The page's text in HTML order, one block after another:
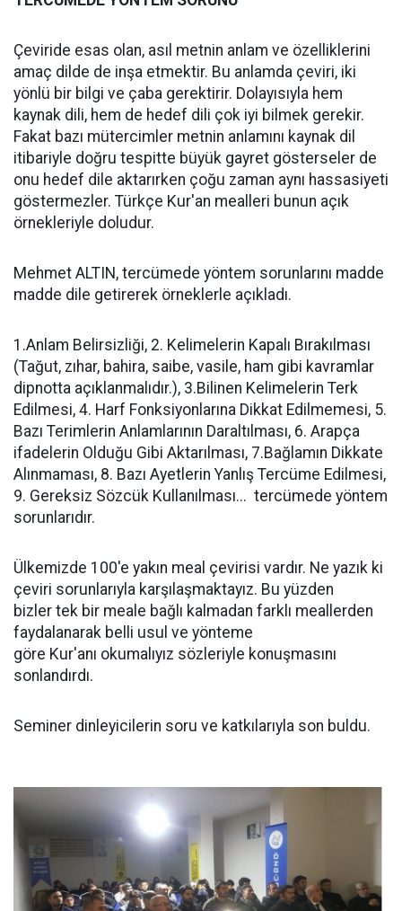
Çeviride esas olan, asıl metnin anlam ve özelliklerini
amaç dilde de inşa etmektir. Bu anlamda çeviri, iki
yönlü bir bilgi ve çaba gerektirir. Dolayısıyla hem
kaynak dili, hem de hedef dili çok iyi bilmek gerekir.
Fakat bazı mütercimler metnin anlamını kaynak dil
itibariyle doğru tespitte büyük gayret gösterseler de
onu hedef dile aktarırken çoğu zaman aynı hassasiyeti
göstermezler. Türkçe Kur'an mealleri bunun açık
örnekleriyle doludur.
Mehmet ALTIN, tercümede yöntem sorunlarını madde
madde dile getirerek örneklerle açıkladı.
1.Anlam Belirsizliği, 2. Kelimelerin Kapalı Bırakılması
(Tağut, zıhar, bahira, saibe, vasile, ham gibi kavramlar
dipnotta açıklanmalıdır.), 3.Bilinen Kelimelerin Terk
Edilmesi, 4. Harf Fonksiyonlarına Dikkat Edilmemesi, 5.
Bazı Terimlerin Anlamlarının Daraltılması, 6. Arapça
ifadelerin Olduğu Gibi Aktarılması, 7.Bağlamın Dikkate
Alınmaması, 8. Bazı Ayetlerin Yanlış Tercüme Edilmesi,
9. Gereksiz Sözcük Kullanılması... tercümede yöntem
sorunlarıdır.
Ülkemizde 100'e yakın meal çevirisi vardır. Ne yazık ki
çeviri sorunlarıyla karşılaşmaktayız. Bu yüzden
bizler tek bir meale bağlı kalmadan farklı meallerden
faydalanarak belli usul ve yönteme
göre Kur'anı okumalıyız sözleriyle konuşmasını
sonlandırdı.
Seminer dinleyicilerin soru ve katkılarıyla son buldu.